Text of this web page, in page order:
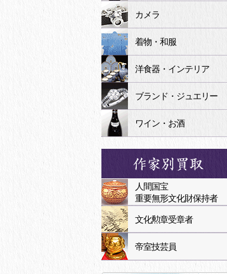
カメラ
着物・和服
洋食器・インテリア
ブランド・ジュエリー
ワイン・お酒
人間国宝
重要無形文化財保持者
文化勲章受章者
帝室技芸員